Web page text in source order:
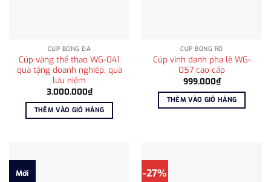
CÚP BÓNG ĐÁ
Cúp vàng thể thao WG-041
quà tặng doanh nghiệp, quà
lưu niệm
3.000.000₫
THÊM VÀO GIỎ HÀNG
CÚP BÓNG RỔ
Cúp vinh danh pha lê WG-
057 cao cấp
999.000₫
THÊM VÀO GIỎ HÀNG
Mới -27%